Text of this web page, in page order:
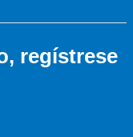
regístrese